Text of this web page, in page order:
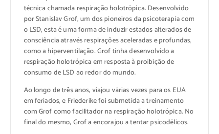
técnica chamada respiração holotrópica. Desenvolvido
por Stanislav Grof, um dos pioneiros da psicoterapia com
o LSD, esta é uma forma de induzir estados alterados de
consciência através respirações aceleradas e profundas,
como a hiperventilação. Grof tinha desenvolvido a
respiração holotrópica em resposta à proibição de
consumo de LSD ao redor do mundo.
Ao longo de três anos, viajou várias vezes para os EUA
em feriados, e Friederike foi submetida a treinamento
com Grof como facilitador na respiração holotrópica. No
final do mesmo, Grof a encorajou a tentar psicodélicos.